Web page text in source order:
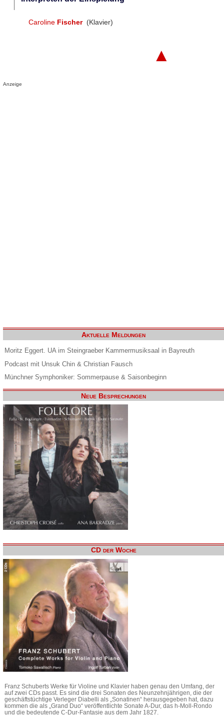
Caroline Fischer (Klavier)
▲
Anzeige
Aktuelle Meldungen
Moritz Eggert. UA im Steingraeber Kammermusiksaal in Bayreuth
Podcast mit Unsuk Chin & Christian Fausch
Münchner Symphoniker: Sommerpause & Saisonbeginn
Neue Besprechungen
CD der Woche
Franz Schuberts Werke für Violine und Klavier haben genau den Umfang, der
auf zwei CDs passt. Es sind die drei Sonaten des Neunzehnjährigen, die der
geschäftstüchtige Verleger Diabelli als „Sonatinen“ herausgegeben hat, dazu
kommen die als „Grand Duo“ veröffentlichte Sonate A-Dur, das h-Moll-Rondo
und die bedeutende C-Dur-Fantasie aus dem Jahr 1827.